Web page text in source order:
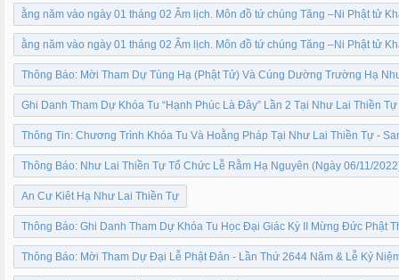
ằng năm vào ngày 01 tháng 02 Âm lịch. Môn đồ tứ chúng Tăng –Ni Phật tử
ằng năm vào ngày 01 tháng 02 Âm lịch. Môn đồ tứ chúng Tăng –Ni Phật tử
Thông Báo: Mời Tham Dự Tùng Hạ (Phật Tử) Và Cúng Dường Trường Hạ
Ghi Danh Tham Dự Khóa Tu “Hạnh Phúc Là Đây” Lần 2 Tại Như Lai Thiền
Thông Tin: Chương Trình Khóa Tu Và Hoằng Pháp Tại Như Lai Thiền Tự -
Thông Báo: Như Lai Thiền Tự Tổ Chức Lễ Rằm Hạ Nguyên (Ngày 06/11/
An Cư Kiêt Hạ Như Lai Thiền Tự
Thông Báo: Ghi Danh Tham Dự Khóa Tu Học Đại Giác Kỳ II Mừng Đức Phật
Thông Báo: Mời Tham Dự Đại Lễ Phật Đản - Lần Thứ 2644 Năm & Lễ Kỷ